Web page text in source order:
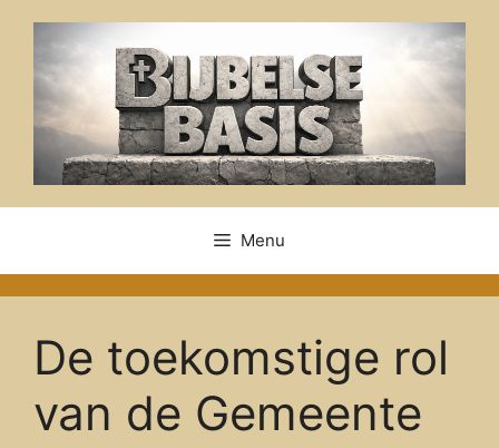
inhoud
Menu
De toekomstige rol
van de Gemeente